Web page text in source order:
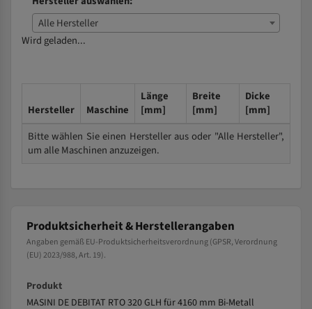
Alle Hersteller
Wird geladen...
Hersteller Maschine
Länge
[mm]
Breite
[mm]
Dicke
[mm]
Bitte wählen Sie einen Hersteller aus oder "Alle Hersteller",
um alle Maschinen anzuzeigen.
Produktsicherheit & Herstellerangaben
Angaben gemäß EU-Produktsicherheitsverordnung (GPSR, Verordnung
(EU) 2023/988, Art. 19).
Produkt
MASINI DE DEBITAT RTO 320 GLH für 4160 mm Bi-Metall